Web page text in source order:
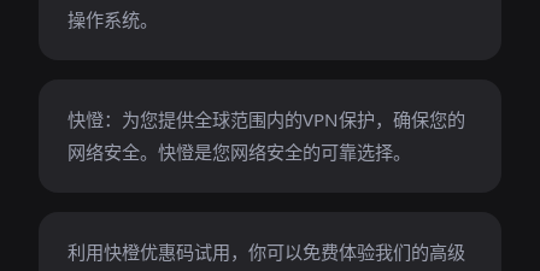
操作系统。
快憕：为您提供全球范围内的VPN保护，确保您的
网络安全。快憕是您网络安全的可靠选择。
利用快橙优惠码试用，你可以免费体验我们的高级